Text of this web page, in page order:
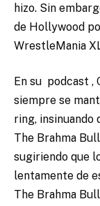
hizo. Sin
de Hollywood
WrestleMania
En su podcast ,
siempre se
ring, insinuando
The Brahma
sugiriendo que
lentamente de
The Brahma